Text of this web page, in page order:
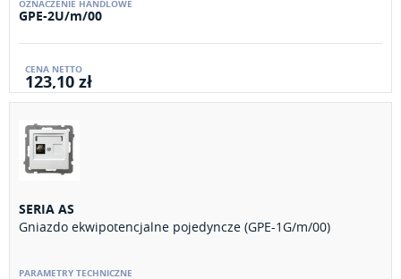
GPE-2U/m/00
123,10 zł
SERIA AS
Gniazdo ekwipotencjalne pojedyncze (GPE-1G/m/00)